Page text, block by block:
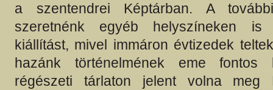
a szentendrei Képtárban. A
szeretnénk egyéb helyszíneken is
kiállítást, mivel immáron évtizedek
hazánk történelmének eme fontos
régészeti tárlaton jelent volna meg